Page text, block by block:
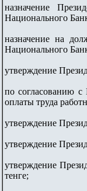
назначение
Национального
назначение на
Национального
утверждение
по согласованию с
оплаты труда
утверждение
утверждение
утверждение
тенге;